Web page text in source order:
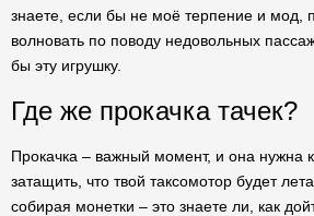
знаете, если бы не моё терпение и мод,
волновать по поводу недовольных
бы эту игрушку.
Где же прокачка тачек?
Прокачка – важный момент, и она нужна
затащить, что твой таксомотор будет
собирая монетки – это знаете ли, как